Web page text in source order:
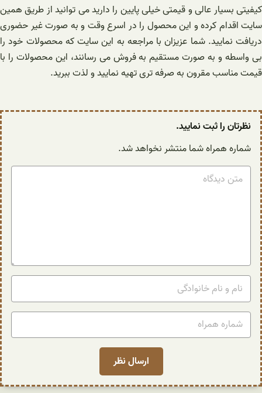
کیفیتی بسیار عالی و قیمتی خیلی پایین را دارید می توانید از طریق همین
سایت اقدام کرده و این محصول را در اسرع وقت و به صورت غیر حضوری
دریافت نمایید. شما عزیزان با مراجعه به این سایت که محصولات خود را
بی واسطه و به صورت مستقیم به فروش می رسانند، این محصولات را با
قیمت مناسب مقرون به صرفه تری تهیه نمایید و لذت ببرید.
نظرتان را ثبت نمایید.
شماره همراه شما منتشر نخواهد شد.